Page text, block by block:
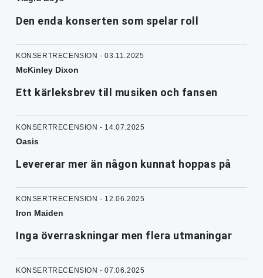
Den enda konserten som spelar roll
KONSERTRECENSION - 03.11.2025
McKinley Dixon
Ett kärleksbrev till musiken och fansen
KONSERTRECENSION - 14.07.2025
Oasis
Levererar mer än någon kunnat hoppas på
KONSERTRECENSION - 12.06.2025
Iron Maiden
Inga överraskningar men flera utmaningar
KONSERTRECENSION - 07.06.2025